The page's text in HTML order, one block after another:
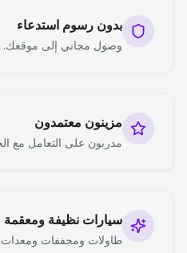
بدون رسوم استدعاء
وصول مجاني إلى موقعك.
مزينون معتمدون
مدربون على التعامل مع
سيارات نظيفة ومعقمة
طاولات ومجففات ومعدات